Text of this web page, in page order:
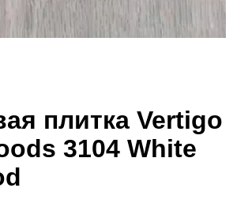
плитка Vertigo
3104 White